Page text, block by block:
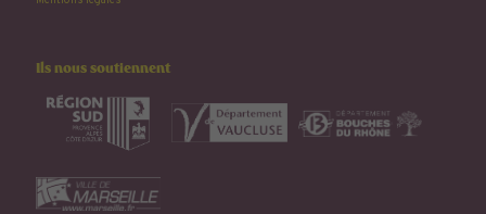
Ils nous soutiennent